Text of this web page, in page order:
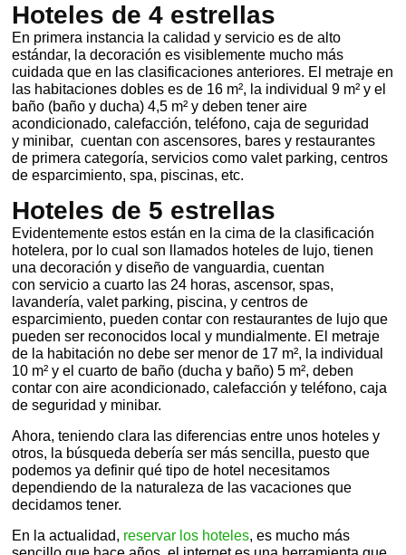
Hoteles de 4 estrellas
En primera instancia la calidad y servicio es de alto
estándar, la decoración es visiblemente mucho más
cuidada que en las clasificaciones anteriores. El metraje en
las habitaciones dobles es de 16 m², la individual 9 m² y el
baño (baño y ducha) 4,5 m² y deben tener aire
acondicionado, calefacción, teléfono, caja de seguridad
y minibar, cuentan con ascensores, bares y restaurantes
de primera categoría, servicios como valet parking, centros
de esparcimiento, spa, piscinas, etc.
Hoteles de 5 estrellas
Evidentemente estos están en la cima de la clasificación
hotelera, por lo cual son llamados hoteles de lujo, tienen
una decoración y diseño de vanguardia, cuentan
conservicio a cuarto las 24 horas, ascensor, spas,
lavandería, valet parking, piscina, y centros de
esparcimiento, pueden contar con restaurantes de lujo que
pueden ser reconocidos local y mundialmente. El metraje
de la habitación no debe ser menor de 17 m², la individual
10 m² y el cuarto de baño (ducha y baño) 5 m², deben
contar con aire acondicionado, calefacción y teléfono, caja
de seguridad y minibar.
Ahora, teniendo clara las diferencias entre unos hoteles y
otros, la búsquedadebería ser más sencilla, puesto que
podemos ya definir qué tipo de hotel necesitamos
dependiendo de la naturaleza de las vacaciones que
decidamos tener.
En la actualidad, reservar los hoteles, es mucho más